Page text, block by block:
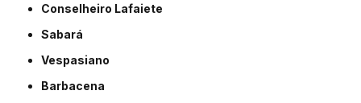
Conselheiro Lafaiete
Sabará
Vespasiano
Barbacena